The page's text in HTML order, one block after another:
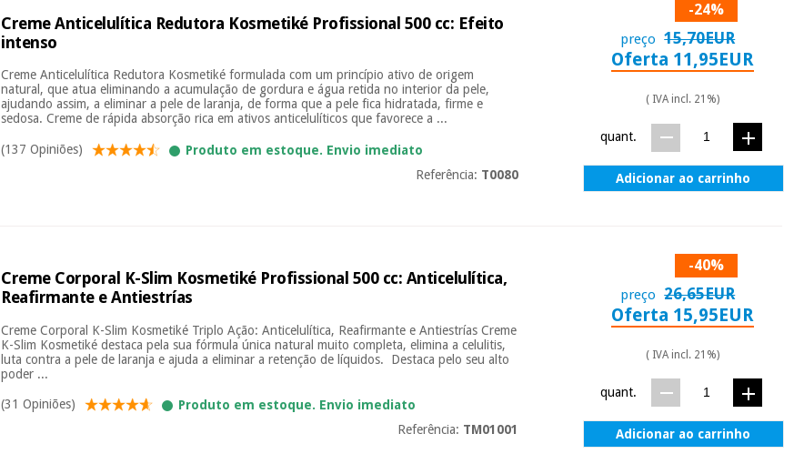
Creme Anticelulítica Redutora Kosmetiké Profissional 500 cc: Efeito
intenso
Creme Anticelulítica Redutora Kosmetiké formulada com um princípio ativo de origem
natural, que atua eliminando a acumulação de gordura e água retida no interior da pele,
ajudando assim, a eliminar a pele de laranja, de forma que a pele fica hidratada, firme e
sedosa. Creme de rápida absorção rica em ativos anticelulíticos que favorece a ...
(137 Opiniões)
Produto em estoque. Envio imediato
Referência: T0080
-24%
preço 15,70EUR
Oferta 11,95EUR
( IVA incl. 21%)
quant.
Adicionar ao carrinho
Creme Corporal K-Slim Kosmetiké Profissional 500 cc: Anticelulítica,
Reafirmante e Antiestrías
Creme Corporal K-Slim Kosmetiké Triplo Ação: Anticelulítica, Reafirmante e Antiestrías Creme
K-Slim Kosmetiké destaca pela sua fórmula única natural muito completa, elimina a celulitis,
luta contra a pele de laranja e ajuda a eliminar a retenção de líquidos. Destaca pelo seu alto
poder ...
(31 Opiniões)
Produto em estoque. Envio imediato
Referência: TM01001
-40%
preço 26,65EUR
Oferta 15,95EUR
( IVA incl. 21%)
quant.
Adicionar ao carrinho